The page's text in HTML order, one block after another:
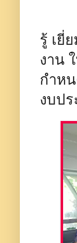
สำ
รู้ เยี่
งาน
กำห
งบป